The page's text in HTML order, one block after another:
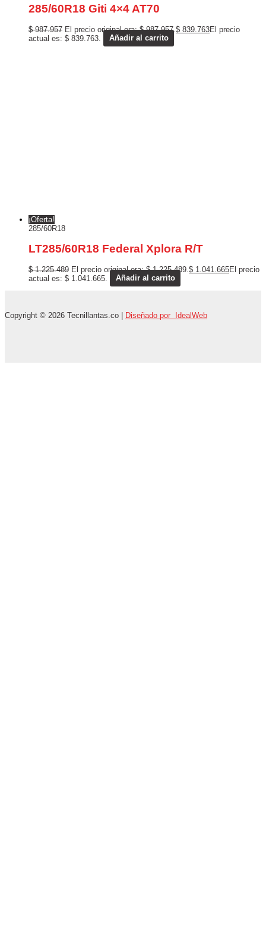
285/60R18 Giti 4×4 AT70
$987.957 El precio original era: $ 987.957. $ 839.763El precio
actual es: $ 839.763.
Añadir al carrito
¡Oferta!
285/60R18
LT285/60R18 Federal Xplora R/T
$1.225.489 El precio original era: $ 1.225.489. $ 1.041.665El precio
actual es: $ 1.041.665.
Añadir al carrito
Copyright © 2026 Tecnillantas.co | Diseñado por IdealWeb